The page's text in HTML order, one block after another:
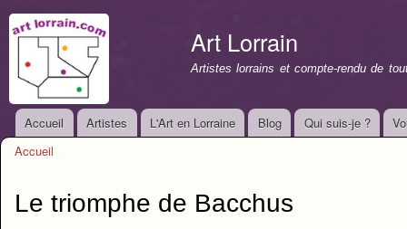
Art Lorrain
Artistes lorrains et compte-rendu de
Menu principal
Accueil Artistes L'Art en Lorraine Blog Qui suis-je ?
Accueil
Le triomphe de Bacchus